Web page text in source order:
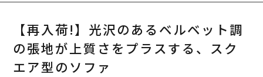
【再入荷!】光沢のあるベルベット調
の張地が上質さをプラスする、スク
エア型のソファ